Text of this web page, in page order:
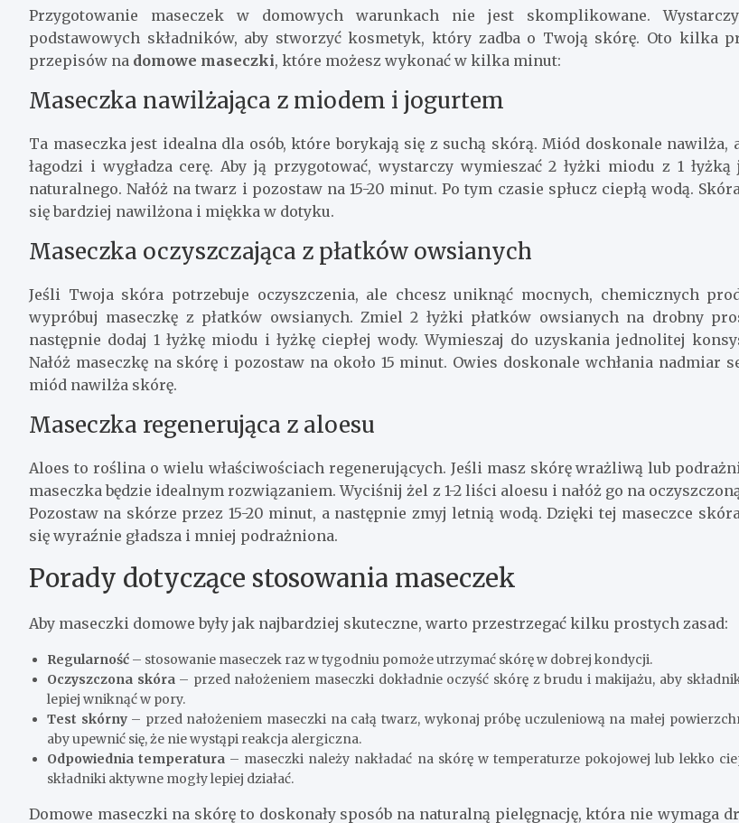
Przygotowanie maseczek w domowych warunkach nie jest skomplikowane.
podstawowych składników, aby stworzyć kosmetyk, który zadba o Twoją skórę. Oto kilka
przepisów na domowe maseczki, które możesz wykonać w kilka minut:
Maseczka nawilżająca z miodem i jogurtem
Ta maseczka jest idealna dla osób, które borykają się z suchą skórą. Miód doskonale nawilża,
łagodzi i wygładza cerę. Aby ją przygotować, wystarczy wymieszać 2 łyżki miodu z 1 łyżką
naturalnego. Nałóż na twarz i pozostaw na 15-20 minut. Po tym czasie spłucz ciepłą wodą.
się bardziej nawilżona i miękka w dotyku.
Maseczka oczyszczająca z płatków owsianych
Jeśli Twoja skóra potrzebuje oczyszczenia, ale chcesz uniknąć mocnych, chemicznych
wypróbuj maseczkę z płatków owsianych. Zmiel 2 łyżki płatków owsianych na drobny
następnie dodaj 1 łyżkę miodu i łyżkę ciepłej wody. Wymieszaj do uzyskania jednolitej
Nałóż maseczkę na skórę i pozostaw na około 15 minut. Owies doskonale wchłania nadmiar
miód nawilża skórę.
Maseczka regenerująca z aloesu
Aloes to roślina o wielu właściwościach regenerujących. Jeśli masz skórę wrażliwą lub
maseczka będzie idealnym rozwiązaniem. Wyciśnij żel z 1-2 liści aloesu i nałóż go na
Pozostaw na skórze przez 15-20 minut, a następnie zmyj letnią wodą. Dzięki tej maseczce
się wyraźnie gładsza i mniej podrażniona.
Porady dotyczące stosowania maseczek
Aby maseczki domowe były jak najbardziej skuteczne, warto przestrzegać kilku prostych zasad:
Regularność – stosowanie maseczek raz w tygodniu pomoże utrzymać skórę w dobrej kondycji.
Oczyszczona skóra– przed nałożeniem maseczki dokładnie oczyść skórę z brudu i makijażu, aby
lepiej wniknąć w pory.
Test skórny– przed nałożeniem maseczki na całą twarz, wykonaj próbę uczuleniową na małej
aby upewnić się, że nie wystąpi reakcja alergiczna.
Odpowiednia temperatura – maseczki należy nakładać na skórę w temperaturze pokojowej lub lekko
składniki aktywne mogły lepiej działać.
Domowe maseczki na skórę to doskonały sposób na naturalną pielęgnację, która nie wymaga